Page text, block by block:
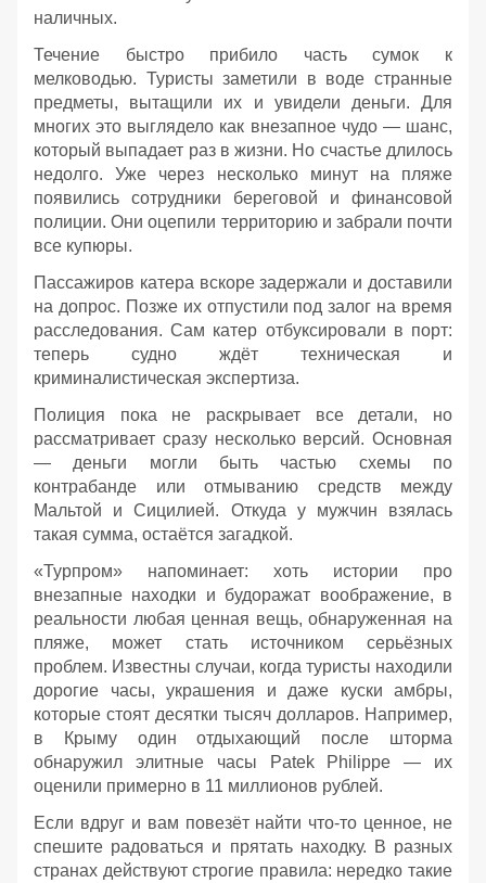
наличных.
Течение быстро прибило часть сумок к
мелководью. Туристы заметили в воде странные
предметы, вытащили их и увидели деньги. Для
многих это выглядело как внезапное чудо — шанс,
который выпадает раз в жизни. Но счастье длилось
недолго. Уже через несколько минут на пляже
появились сотрудники береговой и финансовой
полиции. Они оцепили территорию и забрали почти
все купюры.
Пассажиров катера вскоре задержали и доставили
на допрос. Позже их отпустили под залог на время
расследования. Сам катер отбуксировали в порт:
теперь судно ждёт техническая и
криминалистическая экспертиза.
Полиция пока не раскрывает все детали, но
рассматривает сразу несколько версий. Основная
— деньги могли быть частью схемы по
контрабанде или отмыванию средств между
Мальтой и Сицилией. Откуда у мужчин взялась
такая сумма, остаётся загадкой.
«Турпром» напоминает: хоть истории про
внезапные находки и будоражат воображение, в
реальности любая ценная вещь, обнаруженная на
пляже, может стать источником серьёзных
проблем. Известны случаи, когда туристы находили
дорогие часы, украшения и даже куски амбры,
которые стоят десятки тысяч долларов. Например,
в Крыму один отдыхающий после шторма
обнаружил элитные часы Patek Philippe — их
оценили примерно в 11 миллионов рублей.
Если вдруг и вам повезёт найти что‑то ценное, не
спешите радоваться и прятать находку. В разных
странах действуют строгие правила: нередко такие